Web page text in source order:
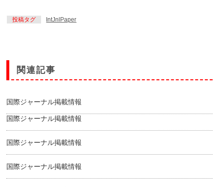
投稿タグ IntJnlPaper
関連記事
国際ジャーナル掲載情報
国際ジャーナル掲載情報
国際ジャーナル掲載情報
国際ジャーナル掲載情報